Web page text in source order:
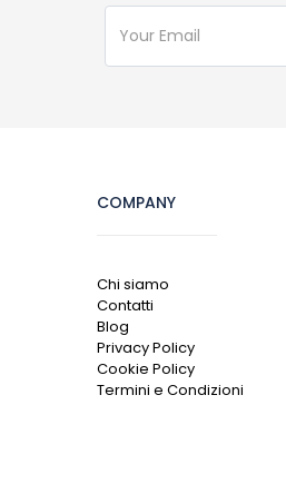
COMPANY
Chi siamo
Contatti
Blog
Privacy Policy
Cookie Policy
Termini e Condizioni